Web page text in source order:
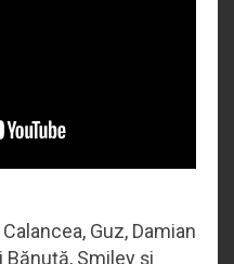
Guz, Damian
Bănuță, Smiley și